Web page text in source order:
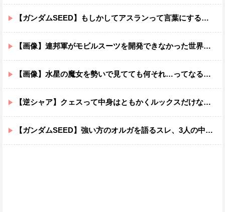
【ガンダムSEED】もしかしてアスランって言葉にするのが下手なだけでめっちゃいい人なのでは？
【画像】連邦軍がモビルスーツを開発できなかった世界線のガンダムｗｗｗｗｗｗｗ
【画像】水星の魔女を勢いで見てても何それ…ってなる部分ｗｗｗｗｗｗｗｗ
【逆シャア】クェスって中身はともかくルックスだけなら最高だな
【ガンダムSEED】強い方のオルガを語るスレ、3人の中でも強化は一番されてない方